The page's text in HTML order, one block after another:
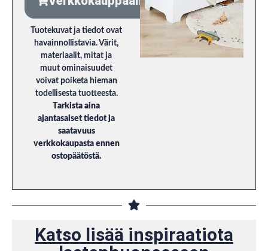
Tuotekuvat ja tiedot ovat
havainnollistavia. Värit,
materiaalit, mitat ja
muut ominaisuudet
voivat poiketa hieman
todellisesta tuotteesta.
Tarkista aina
ajantasaiset tiedot ja
saatavuus
verkkokaupasta ennen
ostopäätöstä.
Katso lisää inspiraatiota